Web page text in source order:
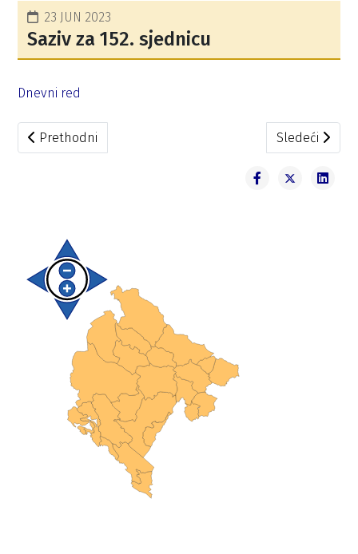
23 JUN 2023
Saziv za 152. sjednicu
Dnevni red
Prethodni članak: Saziv za 153. sjednicu
Prethodni Sledeći
Sledeći